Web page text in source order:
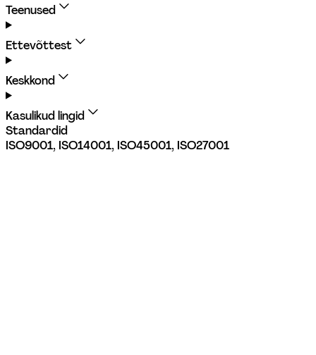
Teenused
Ettevõttest
Keskkond
Kasulikud lingid
Standardid
ISO9001, ISO14001, ISO45001, ISO27001